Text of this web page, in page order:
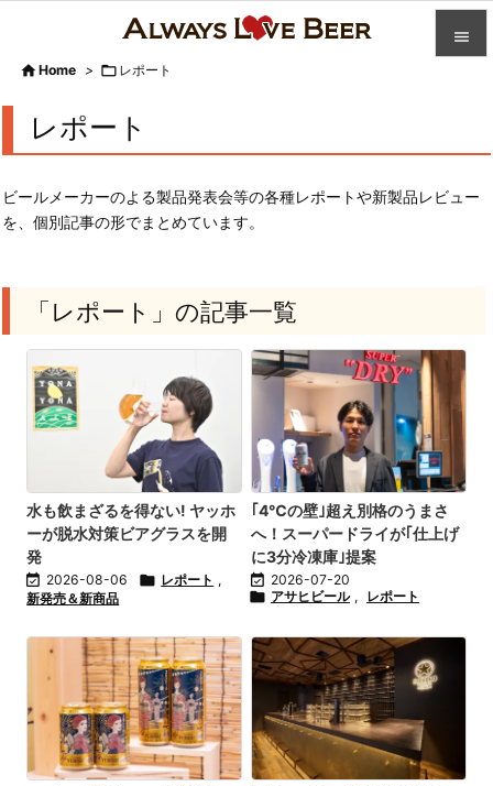

人気記

前へ
 Home >  レポート
レポート
ビールメーカーのよる製品発表会等の各種レポートや新製品レビュー
を、個別記事の形でまとめています。
「レポート」の記事一覧
水も飲まざるを得ない! ヤッホ
ーが脱水対策ビアグラスを開
発
 2026-08-06  レポート ,
新発売＆新商品
｢4℃の壁｣超え別格のうまさ
へ！スーパードライが｢仕上げ
に3分冷凍庫｣提案
 2026-07-20
 アサヒビール , レポート